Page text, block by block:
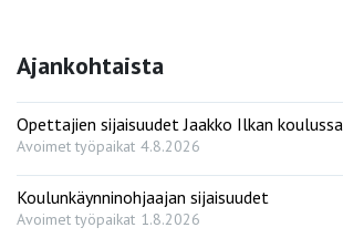
Ajankohtaista
Opettajien sijaisuudet Jaakko Ilkan koulussa
Avoimet työpaikat 4.8.2026
Koulunkäynninohjaajan sijaisuudet
Avoimet työpaikat 1.8.2026